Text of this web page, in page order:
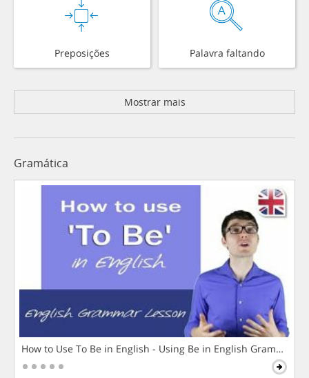
Preposições Palavra faltando
Mostrar mais
Gramática
How to Use To Be in English - Using Be in English Grammar